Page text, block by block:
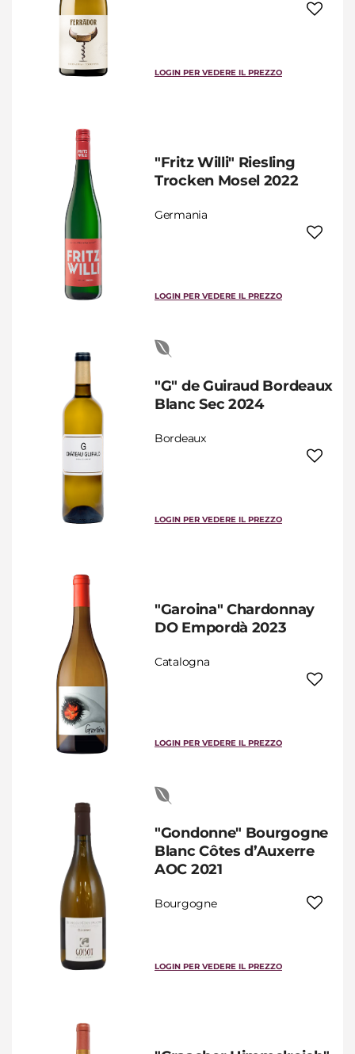
LOGIN PER VEDERE IL PREZZO
"Fritz Willi" Riesling
Trocken Mosel 2022
Germania
LOGIN PER VEDERE IL PREZZO
"G" de Guiraud Bordeaux
Blanc Sec 2024
Bordeaux
LOGIN PER VEDERE IL PREZZO
"Garoina" Chardonnay
DO Empordà 2023
Catalogna
LOGIN PER VEDERE IL PREZZO
"Gondonne" Bourgogne
Blanc Côtes d’Auxerre
AOC 2021
Bourgogne
LOGIN PER VEDERE IL PREZZO